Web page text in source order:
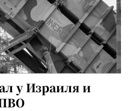
у Израиля и